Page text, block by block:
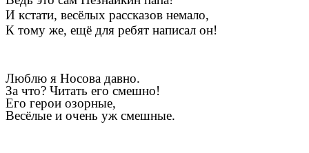
И кстати, весёлых рассказов немало,
К тому же, ещё для ребят написал он!
Люблю я Носова давно.
За что? Читать его смешно!
Его герои озорные,
Весёлые и очень уж смешные.